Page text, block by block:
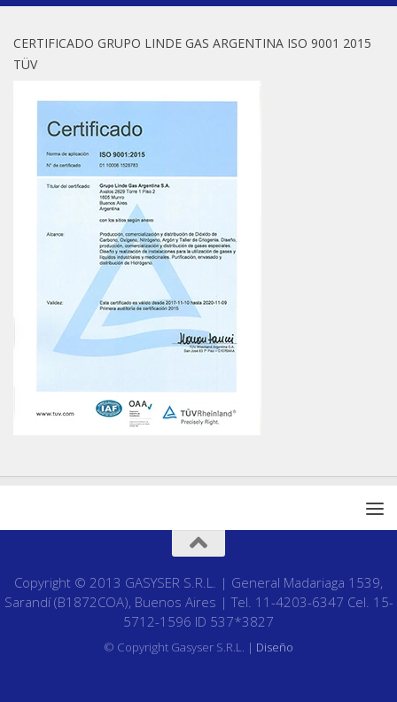
CERTIFICADO GRUPO LINDE GAS ARGENTINA ISO 9001 2015
TÜV
Copyright © 2013 GASYSER S.R.L. | General Madariaga 1539,
Sarandí (B1872COA), Buenos Aires | Tel. 11-4203-6347 Cel. 15-
5712-1596 ID 537*3827
© Copyright Gasyser S.R.L. | Diseño